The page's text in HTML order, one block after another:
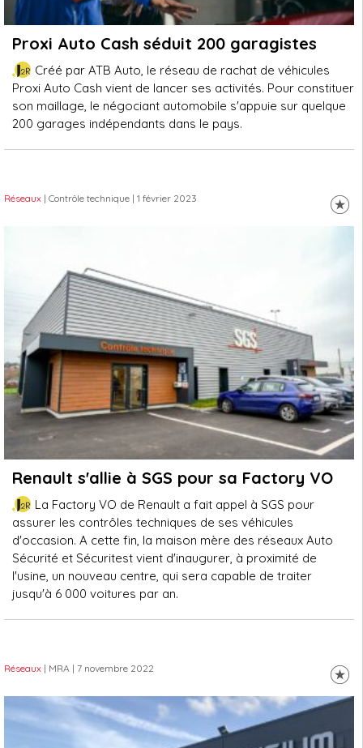
Proxi Auto Cash séduit 200 garagistes
Créé par ATB Auto, le réseau de rachat de véhicules
Proxi Auto Cash vient de lancer ses activités. Pour constituer
son maillage, le négociant automobile s'appuie sur quelque
200 garages indépendants dans le pays.
Réseaux | Contrôle technique | 1 février 2023
Renault s'allie à SGS pour sa Factory VO
La Factory VO de Renault a fait appel à SGS pour
assurer les contrôles techniques de ses véhicules
d'occasion. A cette fin, la maison mère des réseaux Auto
Sécurité et Sécuritest vient d'inaugurer, à proximité de
l'usine, un nouveau centre, qui sera capable de traiter
jusqu'à 6 000 voitures par an.
Réseaux | MRA | 7 novembre 2022